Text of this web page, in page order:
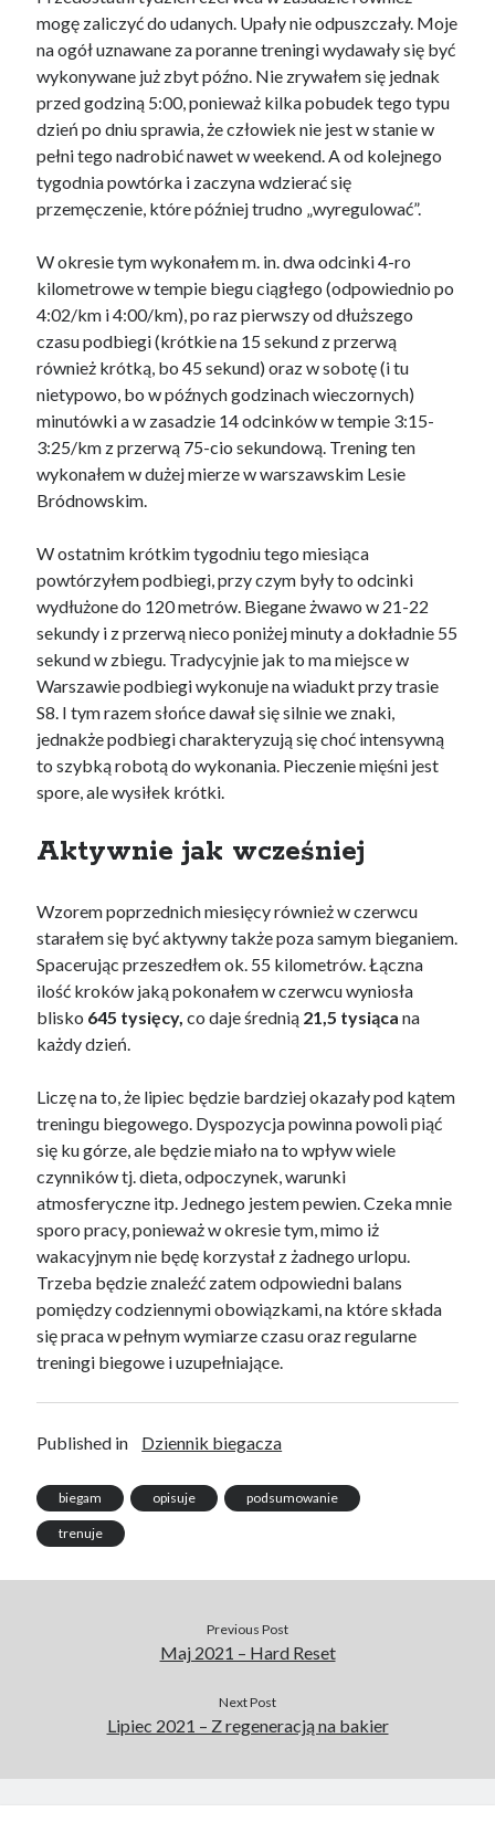
mogę zaliczyć do udanych. Upały nie odpuszczały. Moje
na ogół uznawane za poranne treningi wydawały się być
wykonywane już zbyt późno. Nie zrywałem się jednak
przed godziną 5:00, ponieważ kilka pobudek tego typu
dzień po dniu sprawia, że człowiek nie jest w stanie w
pełni tego nadrobić nawet w weekend. A od kolejnego
tygodnia powtórka i zaczyna wdzierać się
przemęczenie, które później trudno „wyregulować”.
W okresie tym wykonałem m. in. dwa odcinki 4-ro
kilometrowe w tempie biegu ciągłego (odpowiednio po
4:02/km i 4:00/km), po raz pierwszy od dłuższego
czasu podbiegi (krótkie na 15 sekund z przerwą
również krótką, bo 45 sekund) oraz w sobotę (i tu
nietypowo, bo w późnych godzinach wieczornych)
minutówki a w zasadzie 14 odcinków w tempie 3:15-
3:25/km z przerwą 75-cio sekundową. Trening ten
wykonałem w dużej mierze w warszawskim Lesie
Bródnowskim.
W ostatnim krótkim tygodniu tego miesiąca
powtórzyłem podbiegi, przy czym były to odcinki
wydłużone do 120 metrów. Biegane żwawo w 21-22
sekundy i z przerwą nieco poniżej minuty a dokładnie 55
sekund w zbiegu. Tradycyjnie jak to ma miejsce w
Warszawie podbiegi wykonuje na wiadukt przy trasie
S8. I tym razem słońce dawał się silnie we znaki,
jednakże podbiegi charakteryzują się choć intensywną
to szybką robotą do wykonania. Pieczenie mięśni jest
spore, ale wysiłek krótki.
Aktywnie jak wcześniej
Wzorem poprzednich miesięcy również w czerwcu
starałem się być aktywny także poza samym bieganiem.
Spacerując przeszedłem ok. 55 kilometrów. Łączna
ilość kroków jaką pokonałem w czerwcu wyniosła
blisko 645 tysięcy, co daje średnią 21,5 tysiąca na
każdy dzień.
Liczę na to, że lipiec będzie bardziej okazały pod kątem
treningu biegowego. Dyspozycja powinna powoli piąć
się ku górze, ale będzie miało na to wpływ wiele
czynników tj. dieta, odpoczynek, warunki
atmosferyczne itp. Jednego jestem pewien. Czeka mnie
sporo pracy, ponieważ w okresie tym, mimo iż
wakacyjnym nie będę korzystał z żadnego urlopu.
Trzeba będzie znaleźć zatem odpowiedni balans
pomiędzy codziennymi obowiązkami, na które składa
się praca w pełnym wymiarze czasu oraz regularne
treningi biegowe i uzupełniające.
Published in Dziennik biegacza
biegam opisuje podsumowanie
trenuje
Previous Post
Maj 2021 – Hard Reset
Next Post
Lipiec 2021 – Z regeneracją na bakier